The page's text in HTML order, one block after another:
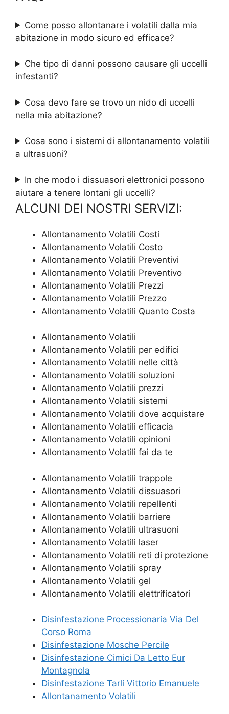
Come posso allontanare i volatili dalla mia
abitazione in modo sicuro ed efficace?
Che tipo di danni possono causare gli uccelli
infestanti?
Cosa devo fare se trovo un nido di uccelli
nella mia abitazione?
Cosa sono i sistemi di allontanamento volatili
a ultrasuoni?
In che modo i dissuasori elettronici possono
aiutare a tenere lontani gli uccelli?
ALCUNI DEI NOSTRI SERVIZI:
Allontanamento Volatili Costi
Allontanamento Volatili Costo
Allontanamento Volatili Preventivi
Allontanamento Volatili Preventivo
Allontanamento Volatili Prezzi
Allontanamento Volatili Prezzo
Allontanamento Volatili Quanto Costa
Allontanamento Volatili
Allontanamento Volatili per edifici
Allontanamento Volatili nelle città
Allontanamento Volatili soluzioni
Allontanamento Volatili prezzi
Allontanamento Volatili sistemi
Allontanamento Volatili dove acquistare
Allontanamento Volatili efficacia
Allontanamento Volatili opinioni
Allontanamento Volatili fai da te
Allontanamento Volatili trappole
Allontanamento Volatili dissuasori
Allontanamento Volatili repellenti
Allontanamento Volatili barriere
Allontanamento Volatili ultrasuoni
Allontanamento Volatili laser
Allontanamento Volatili reti di protezione
Allontanamento Volatili spray
Allontanamento Volatili gel
Allontanamento Volatili elettrificatori
Disinfestazione Processionaria Via Del
Corso Roma
Disinfestazione Mosche Percile
Disinfestazione Cimici Da Letto Eur
Montagnola
Disinfestazione Tarli Vittorio Emanuele
Allontanamento Volatili